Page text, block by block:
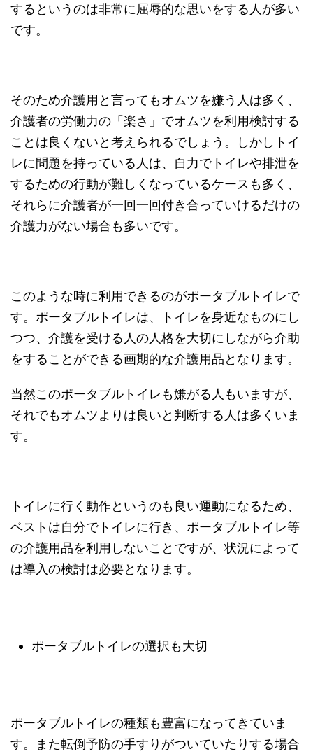
するというのは非常に屈辱的な思いをする人が多い
です。
そのため介護用と言ってもオムツを嫌う人は多く、
介護者の労働力の「楽さ」でオムツを利用検討する
ことは良くないと考えられるでしょう。しかしトイ
レに問題を持っている人は、自力でトイレや排泄を
するための行動が難しくなっているケースも多く、
それらに介護者が一回一回付き合っていけるだけの
介護力がない場合も多いです。
このような時に利用できるのがポータブルトイレで
す。ポータブルトイレは、トイレを身近なものにし
つつ、介護を受ける人の人格を大切にしながら介助
をすることができる画期的な介護用品となります。
当然このポータブルトイレも嫌がる人もいますが、
それでもオムツよりは良いと判断する人は多くいま
す。
トイレに行く動作というのも良い運動になるため、
ベストは自分でトイレに行き、ポータブルトイレ等
の介護用品を利用しないことですが、状況によって
は導入の検討は必要となります。
ポータブルトイレの選択も大切
ポータブルトイレの種類も豊富になってきていま
す。また転倒予防の手すりがついていたりする場合